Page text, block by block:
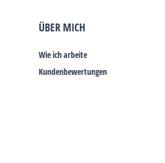
ÜBER MICH
Wie ich arbeite
Kundenbewertungen